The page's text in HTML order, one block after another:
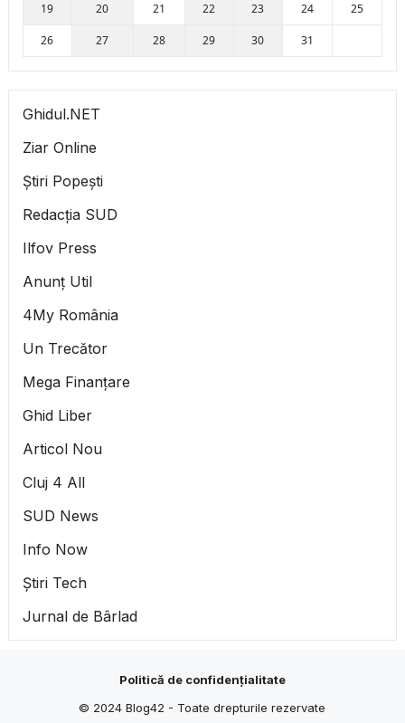
19 20 21 22 23 24 25
26 27 28 29 30 31
Ghidul.NET
Ziar Online
Știri Popești
Redacția SUD
Ilfov Press
Anunț Util
4My România
Un Trecător
Mega Finanțare
Ghid Liber
Articol Nou
Cluj 4 All
SUD News
Info Now
Știri Tech
Jurnal de Bârlad
Politică de confidențialitate
© 2024Blog42 - Toate drepturile rezervate